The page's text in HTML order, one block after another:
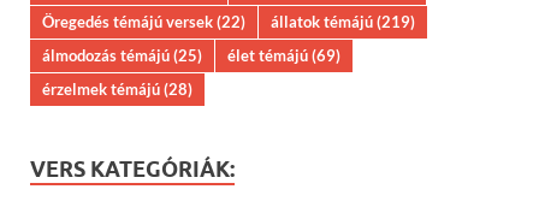
Öregedés témájú versek(22) állatok témájú(219)
álmodozás témájú(25) élet témájú(69)
érzelmek témájú(28)
VERS KATEGÓRIÁK: